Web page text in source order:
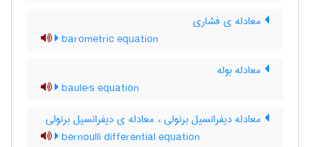
معادله ی فشاری
barometric equation
معادله بوله
baule's equation
معادله دیفرانسیل برنولی ، معادله ی دیفرانسیل برنولی
bernoulli differential equation